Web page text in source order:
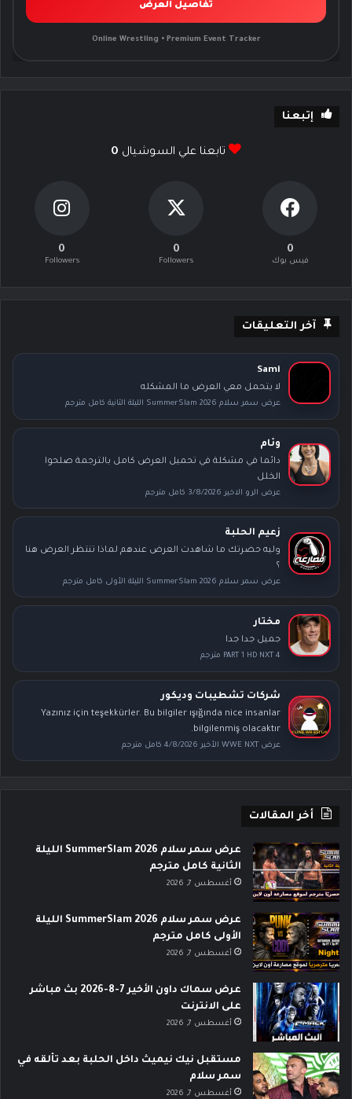
تفاصيل العرض
Online Wrestling • Premium Event Tracker
إتبعنا
تابعنا علي السوشيال 0
0
فيس بوك
0
Followers
0
Followers
آخر التعليقات
Sami
لا يتحمل معي العرض ما المشكله
عرض سمر سلام SummerSlam 2026 الليلة الثانية كامل مترجم
وئام
دائما في مشكلة في تحميل العرض كامل بالترجمة صلحوا
الخلل
عرض الرو الاخير 3/8/2026 كامل مترجم
زعيم الحلبة
وليه حضرتك ما شاهدت العرض عندهم لماذا تنتظر العرض هنا
؟
عرض سمر سلام SummerSlam 2026 الليلة الأولى كامل مترجم
مختار
جميل جدا جدا
PART 1 HD NXT 4 مترجم
شركات تشطيبات وديكور
Yazınız için teşekkürler. Bu bilgiler ışığında nice insanlar
bilgilenmiş olacaktır.
عرض WWE NXT الأخير 4/8/2026 كامل مترجم
أخر المقالات
عرض سمر سلام SummerSlam 2026 الليلة
الثانية كامل مترجم
أغسطس 7, 2026
عرض سمر سلام SummerSlam 2026 الليلة
الأولى كامل مترجم
أغسطس 7, 2026
عرض سماك داون الأخير 7-8-2026 بث مباشر
على الانترنت
أغسطس 7, 2026
مستقبل نيك نيميث داخل الحلبة بعد تألقه في
سمر سلام
أغسطس 7, 2026